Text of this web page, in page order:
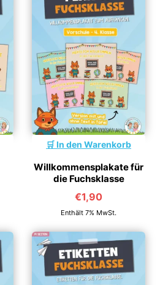
In den Warenkorb
Willkommensplakate für
die Fuchsklasse
€1,90
Enthält 7% MwSt.